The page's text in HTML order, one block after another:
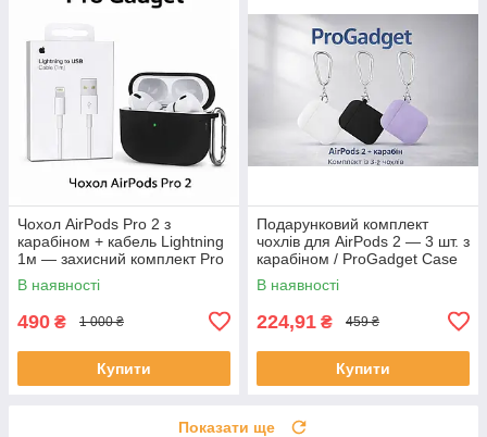
Чохол AirPods Pro 2 з
карабіном + кабель Lightning
1м — захисний комплект Pro
Gadget
В наявності
490 ₴ 1 000 ₴
Купити
Подарунковий комплект
чохлів для AirPods 2 — 3 шт. з
карабіном / ProGadget Case
Set
В наявності
224,91 ₴ 459 ₴
Купити
Показати ще